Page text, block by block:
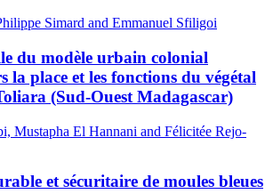
Simard and Emmanuel Sfiligoi
du modèle urbain colonial
la place et les fonctions du végétal
(Sud-Ouest Madagascar)
Mustapha El Hannani and Félicitée Rejo-
et sécuritaire de moules bleues